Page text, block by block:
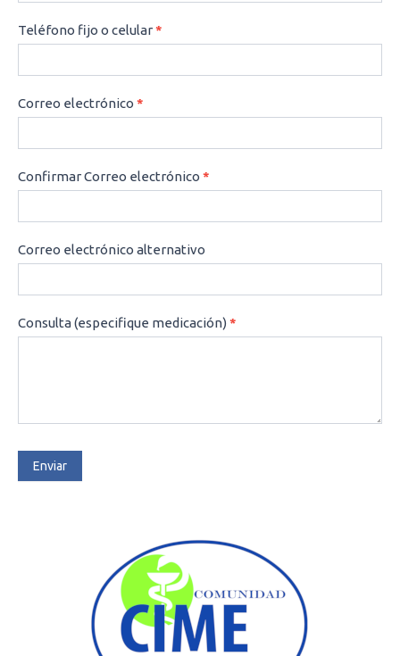
Teléfono fijo o celular*
Correo electrónico *
Confirmar Correo electrónico *
Correo electrónico alternativo
Consulta (especifique medicación)*
Enviar